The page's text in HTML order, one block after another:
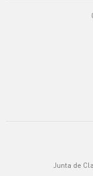
Junta de